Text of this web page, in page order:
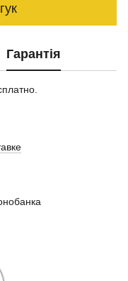
Гарантія